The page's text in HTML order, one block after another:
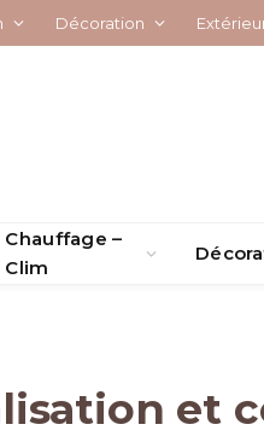
Décoration
Chauffage –
Clim
et